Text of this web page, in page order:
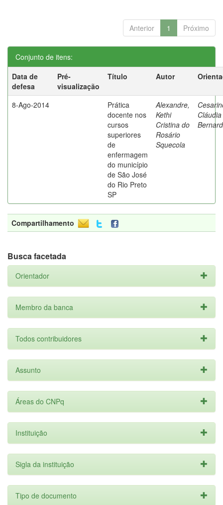
Anterior 1 Próximo
Conjunto de itens:
Data de
defesa
Pré-
visualização
Título Autor
8-Ago-2014
Prática
docente nos
cursos
superiores
de
enfermagem
do município
de São José
do Rio Preto
SP
Alexandre,
Kethi
Cristina do
Rosário
Squecola
Cláudia
Compartilhamento
Busca facetada
Orientador
Membro da banca
Todos contribuidores
Assunto
Áreas do CNPq
Instituição
Sigla da instituição
Tipo de documento